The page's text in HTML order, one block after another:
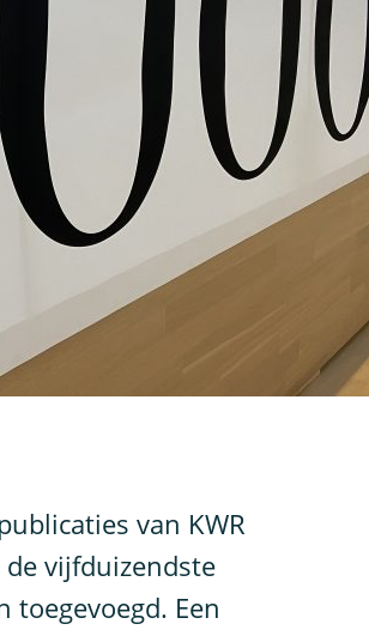
van KWR
vijfduizendste
Een